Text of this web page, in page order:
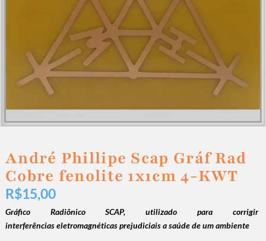
André Phillipe Scap Gráf Rad
Cobre fenolite 1x1cm 4-KWT
R$15,00
Gráfico Radiônico SCAP, utilizado para corrigir
interferências eletromagnéticas prejudiciais a saúde de um ambiente